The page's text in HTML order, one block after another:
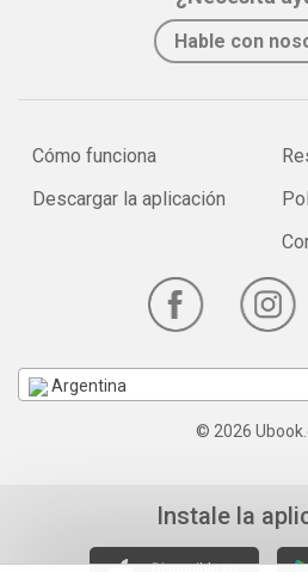
Hable con
Cómo funciona
Descargar la aplicación
Argentina
© 2026
Instale la